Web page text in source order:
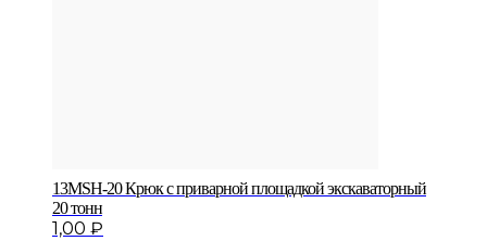
13MSH-20 Крюк с приварной площадкой экскаваторный
20 тонн
1,00 ₽